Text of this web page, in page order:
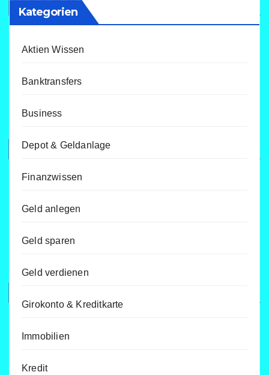
Kategorien
Aktien Wissen
Banktransfers
Business
Depot & Geldanlage
Finanzwissen
Geld anlegen
Geld sparen
Geld verdienen
Girokonto & Kreditkarte
Immobilien
Kredit